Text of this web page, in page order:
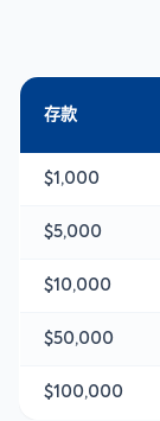
存款
$1,000
$5,000
$10,000
$50,000
$100,000